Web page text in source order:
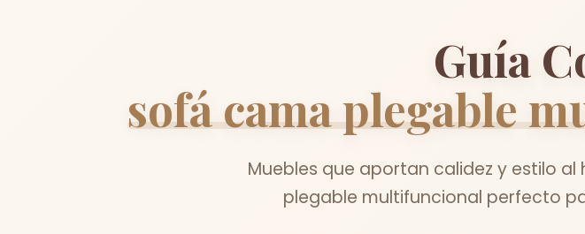
Guía
sofá cama plegable
Muebles que aportan calidez y estilo
plegable multifuncional perfecto